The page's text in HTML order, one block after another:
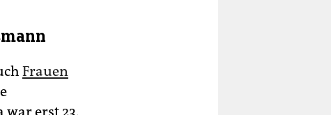
Frauen
war erst 23.